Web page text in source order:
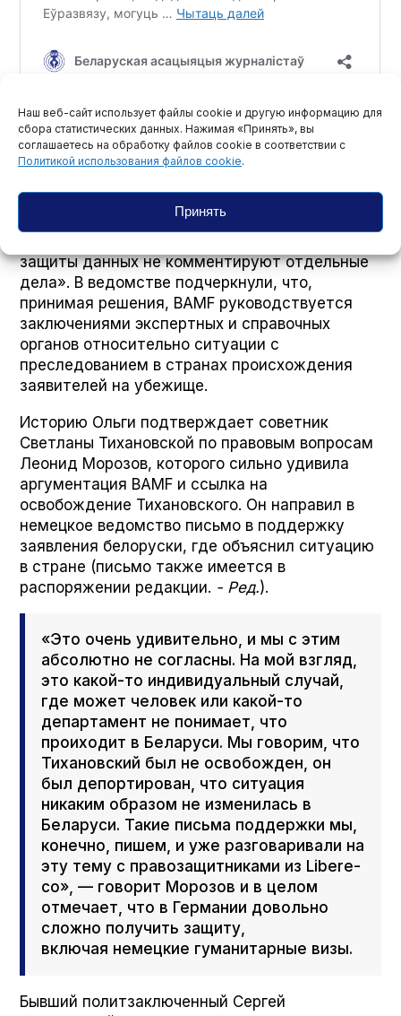
Наш веб-сайт использует файлы cookie и другую информацию для
сбора статистических данных. Нажимая «Принять», вы
соглашаетесь на обработку файлов cookie в соответствии с
Политикой использования файлов cookie.
Принять
Тихановский: опасность в Беларуси
есть и для меня, и для нее
DW обратилась в BAMF с просьбой
прокомментировать историю Ольги, однако в
защиты данных не комментируют отдельные
дела». В ведомстве подчеркнули, что,
принимая решения, BAMF руководствуется
заключениями экспертных и справочных
органов относительно ситуации с
преследованием в странах происхождения
заявителей на убежище.
Историю Ольги подтверждает советник
Светланы Тихановской по правовым вопросам
Леонид Морозов, которого сильно удивила
аргументация BAMF и ссылка на
освобождение Тихановского. Он направил в
немецкое ведомство письмо в поддержку
заявления белоруски, где объяснил ситуацию
в стране (письмо также имеется в
распоряжении редакции. - Ред.).
«Это очень удивительно, и мы с этим
абсолютно не согласны. На мой взгляд,
это какой-то индивидуальный случай,
где может человек или какой-то
департамент не понимает, что
проиходит в Беларуси. Мы говорим, что
Тихановский был не освобожден, он
был депортирован, что ситуация
никаким образом не изменилась в
Беларуси. Такие письма поддержки мы,
конечно, пишем, и уже разговаривали на
эту тему с правозащитниками из Libere­
co», — говорит Морозов и в целом
отмечает, что в Германии довольно
сложно получить защиту,
включая немецкие гуманитарные визы.
Бывший политзаключенный Сергей